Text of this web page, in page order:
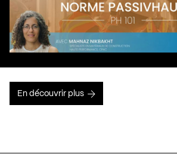
En découvrir plus